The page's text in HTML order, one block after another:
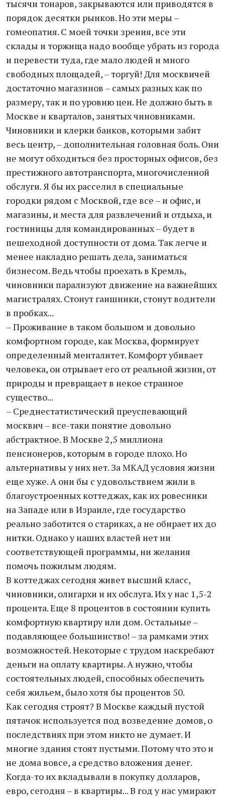
тысячи тонаров, закрываются или приводятся в
порядок десятки рынков. Но эти меры –
гомеопатия. С моей точки зрения, все эти
склады и торжища надо вообще убрать из города
и перевести туда, где мало людей и много
свободных площадей, – торгуй! Для москвичей
достаточно магазинов – самых разных как по
размеру, так и по уровню цен. Не должно быть в
Москве и кварталов, занятых чиновниками.
Чиновники и клерки банков, которыми забит
весь центр, – дополнительная головная боль. Они
не могут обходиться без просторных офисов, без
престижного автотранспорта, многочисленной
обслуги. Я бы их расселил в специальные
городки рядом с Москвой, где все – и офис, и
магазины, и места для развлечений и отдыха, и
гостиницы для командированных – будет в
пешеходной доступности от дома. Так легче и
менее накладно решать дела, заниматься
бизнесом. Ведь чтобы проехать в Кремль,
чиновники парализуют движение на важнейших
магистралях. Стонут гаишники, стонут водители
в пробках...
– Проживание в таком большом и довольно
комфортном городе, как Москва, формирует
определенный менталитет. Комфорт убивает
человека, он отрывает его от реальной жизни, от
природы и превращает в некое странное
существо...
– Среднестатистический преуспевающий
москвич – все-таки понятие довольно
абстрактное. В Москве 2,5 миллиона
пенсионеров, которым в городе плохо. Но
альтернативы у них нет. За МКАД условия жизни
еще хуже. А они бы с удовольствием жили в
благоустроенных коттеджах, как их ровесники
на Западе или в Израиле, где государство
реально заботится о стариках, а не обирает их до
нитки. Однако у наших властей нет ни
соответствующей программы, ни желания
помочь пожилым людям.
В коттеджах сегодня живет высший класс,
чиновники, олигархи и их обслуга. Их у нас 1,5-2
процента. Еще 8 процентов в состоянии купить
комфортную квартиру или дом. Остальные –
подавляющее большинство! – за рамками этих
возможностей. Некоторые с трудом наскребают
деньги на оплату квартиры. А нужно, чтобы
состоятельных людей, способных обеспечить
себя жильем, было хотя бы процентов 50.
Как сегодня строят? В Москве каждый пустой
пятачок используется под возведение домов, о
последствиях при этом никто не думает. И
многие здания стоят пустыми. Потому что это и
не дома вовсе, а средство вложения денег.
Когда-то их вкладывали в покупку долларов,
евро, сегодня – в квартиры... В год у нас умирают